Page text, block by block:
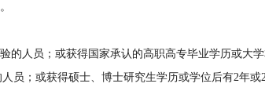
的人员；或获得国家承认的高职高专毕业学历或大
员；或获得硕士、博士研究生学历或学位后有2年或